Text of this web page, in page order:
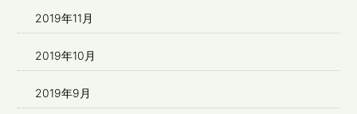
2019年11月
2019年10月
2019年9月